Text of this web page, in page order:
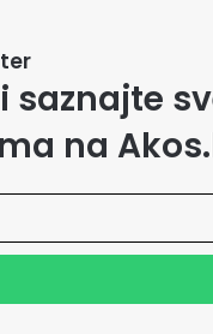
saznajte
na